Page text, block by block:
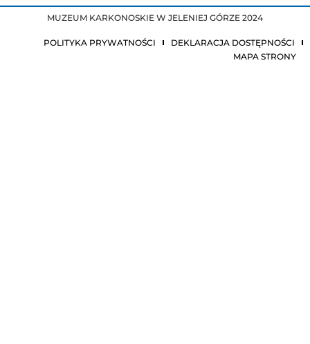
MUZEUM KARKONOSKIE W JELENIEJ GÓRZE 2024
POLITYKA PRYWATNOŚCI
DEKLARACJA DOSTĘPNOŚCI
MAPA STRONY